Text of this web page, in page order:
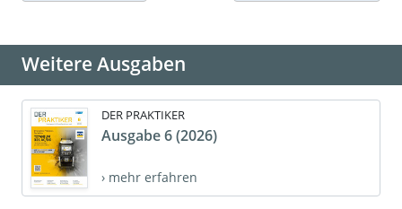
Weitere Ausgaben
DER PRAKTIKER
Ausgabe 6 (2026)
› mehr erfahren